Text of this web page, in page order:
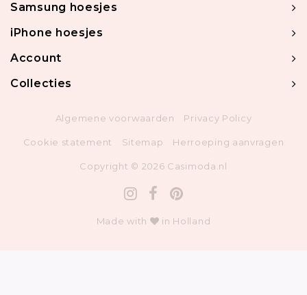
Samsung hoesjes
iPhone hoesjes
Account
Collecties
Algemene voorwaarden Privacy Policy
Cookie statement Sitemap Herroeping aanvragen
Copyright © 2026 Casimoda.nl
Made with in Holland